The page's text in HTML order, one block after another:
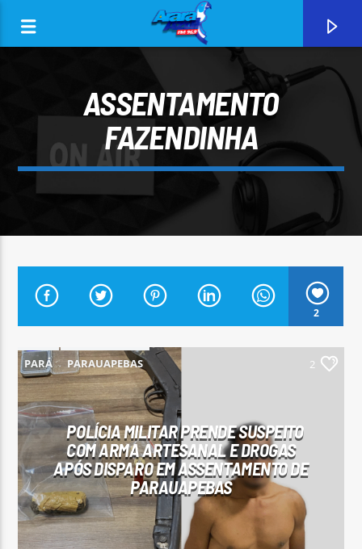
CURRENT TRACK
ARARA AZUL FM 96,9
Arara Azul FM
ASSENTAMENTO
FAZENDINHA
2
PARÁ PARAUAPEBAS 2
POLÍCIA MILITAR PRENDE SUSPEITO
COM ARMA ARTESANAL E DROGAS
APÓS DISPARO EM ASSENTAMENTO DE
PARAUAPEBAS